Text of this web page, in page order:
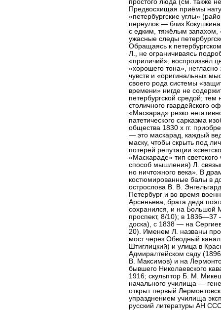
простого люда (см. также
Предвосхищая приёмы
«петербургские углы»
переулок — близ
с едким, тяжёлым
ужасные следы
Обращаясь к
Л., не ограничиваясь
«приличий», воспроизвёл
«хорошего тона»,
чувств и «оригинальных
своего рода системы
времени» нигде не
петербургской средой; тем
столичного гвардейского
«Маскарад» резко
патетического сарказма
общества 1830 х гг.
— это маскарад, каждый
маску, чтобы скрыть под
потерей репутации
«Маскараде» тип
способ мышления) Л.
но ничтожного века». В
костюмированные балы в
острослова В. В.
Петербург и во время
Арсеньева, брата деда
сохранился, и на Большой
проспект, 8/10); в
доска), с 1838 — на
20). Именем Л. названы
мост через Обводный
Штиглицкий) и улица в
Адмиралтейском саду
В. Максимов) и на
бывшего Николаевского
1916; скульптор Б. М.
начального училища —
открыт первый
упразднением училища
русский литературы АН